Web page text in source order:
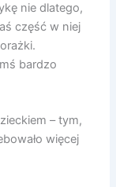
nie dlatego,
część w niej
bardzo
– tym,
więcej